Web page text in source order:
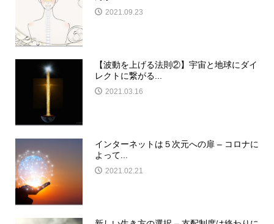
2021.09.23
【波動を上げる法則②】宇宙と地球にダイ
レクトに繋がる...
2021.03.16
インターネットは５次元への扉 – コロナに
よって...
2021.02.21